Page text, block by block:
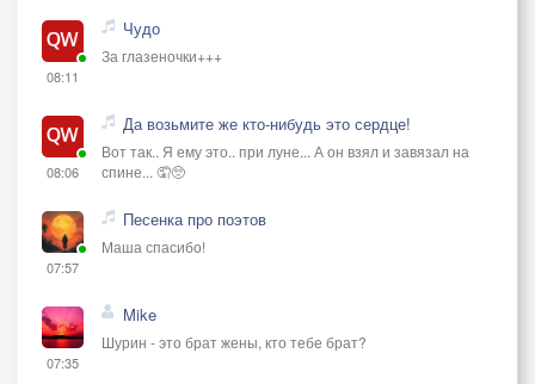
08:11
Чудо
За глазеночки+++
08:06
Да возьмите же кто-нибудь это сердце!
Вот так.. Я ему это.. при луне... А он взял и завязал на
спине... 🤦🥺
07:57
Песенка про поэтов
Маша спасибо!
07:35
Mike
Шурин - это брат жены, кто тебе брат?